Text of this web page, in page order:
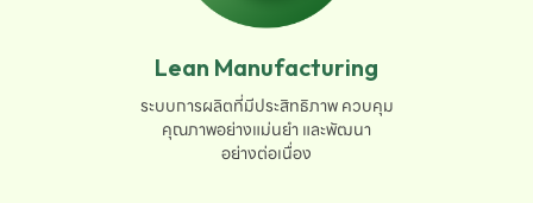
Lean Manufacturing
ระบบการผลิตที่มีประสิทธิภาพ ควบคุม
คุณภาพอย่างแม่นยำ และพัฒนา
อย่างต่อเนื่อง